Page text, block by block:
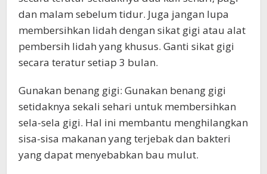
dan malam sebelum tidur. Juga jangan lupa
membersihkan lidah dengan sikat gigi atau alat
pembersih lidah yang khusus. Ganti sikat gigi
secara teratur setiap 3 bulan.
Gunakan benang gigi: Gunakan benang gigi
setidaknya sekali sehari untuk membersihkan
sela-sela gigi. Hal ini membantu menghilangkan
sisa-sisa makanan yang terjebak dan bakteri
yang dapat menyebabkan bau mulut.